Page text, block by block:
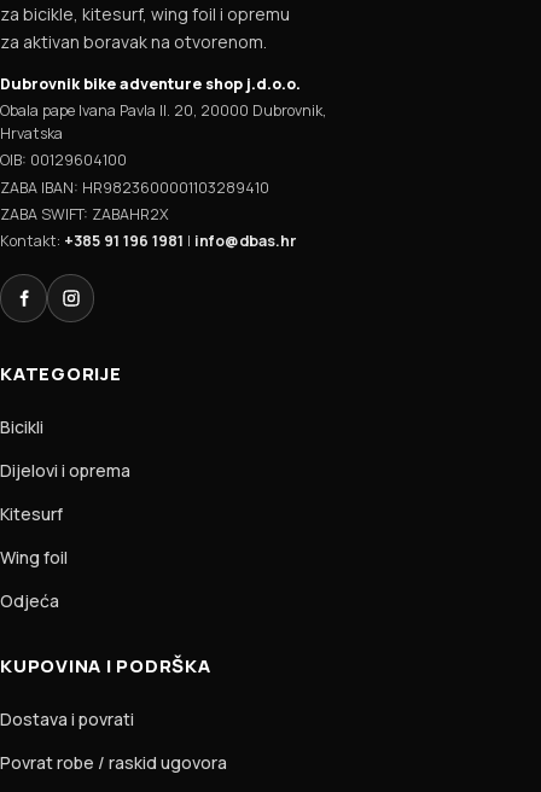
za bicikle, kitesurf, wing foil i opremu
za aktivan boravak na otvorenom.
Dubrovnik bike adventure shop j.d.o.o.
Obala pape Ivana Pavla II. 20, 20000 Dubrovnik,
Hrvatska
OIB: 00129604100
ZABA IBAN: HR9823600001103289410
ZABA SWIFT: ZABAHR2X
Kontakt: +385 91 196 1981 | info@dbas.hr
FacebookInstagram
KATEGORIJE
Bicikli
Dijelovi i oprema
Kitesurf
Wing foil
Odjeća
KUPOVINA I PODRŠKA
Dostava i povrati
Povrat robe / raskid ugovora